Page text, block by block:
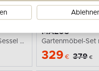
Gartenmöbel-Set Sessel und Esstisch modern 2 Personen...
MALUS
329 € 379 €